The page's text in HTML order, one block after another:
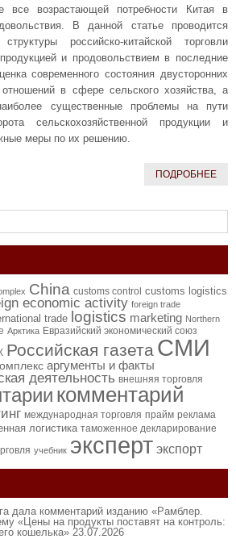
все возрастающей потребности Китая в
В данной статье проводится
российско-китайской торговли
и продовольствием в последние
современного состояния двусторонних
отношений в сфере сельского хозяйства, а
существенные проблемы на пути
сельскохозяйственной продукции и
меры по их решению.
ПОДРОБНЕЕ
China customs control customs logistics
economic activity foreign trade
trade logistics marketing Northern
Арктика Евразийский экономический союз
Российская газета СМИ
аргументы и факты
деятельность внешняя торговля
комментарий
международная торговля прайм реклама
логистика таможенное декларирование
учебник эксперт экспорт
дала комментарий изданию «Рамблер.
«Цены на продукты поставят на контроль:
кошелька» 23.07.2026